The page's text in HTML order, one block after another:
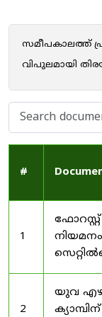
സമീപകാലത്ത്
വിപുലമായി
#
1
2
യുവ